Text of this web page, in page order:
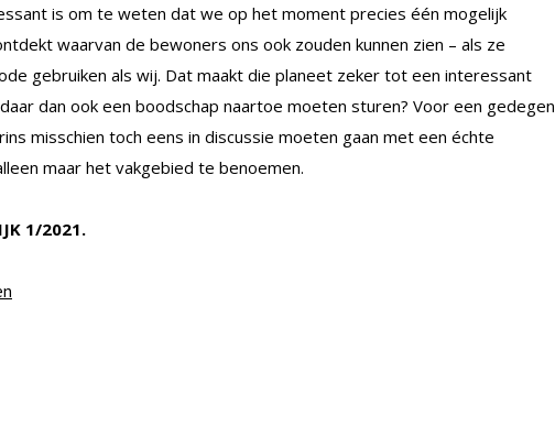
is om te weten dat we op het moment precies één mogelijk
waarvan de bewoners ons ook zouden kunnen zien – als ze
gebruiken als wij. Dat maakt die planeet zeker tot een interessant
dan ook een boodschap naartoe moeten sturen? Voor een gedegen
misschien toch eens in discussie moeten gaan met een échte
maar het vakgebied te benoemen.
1/2021.